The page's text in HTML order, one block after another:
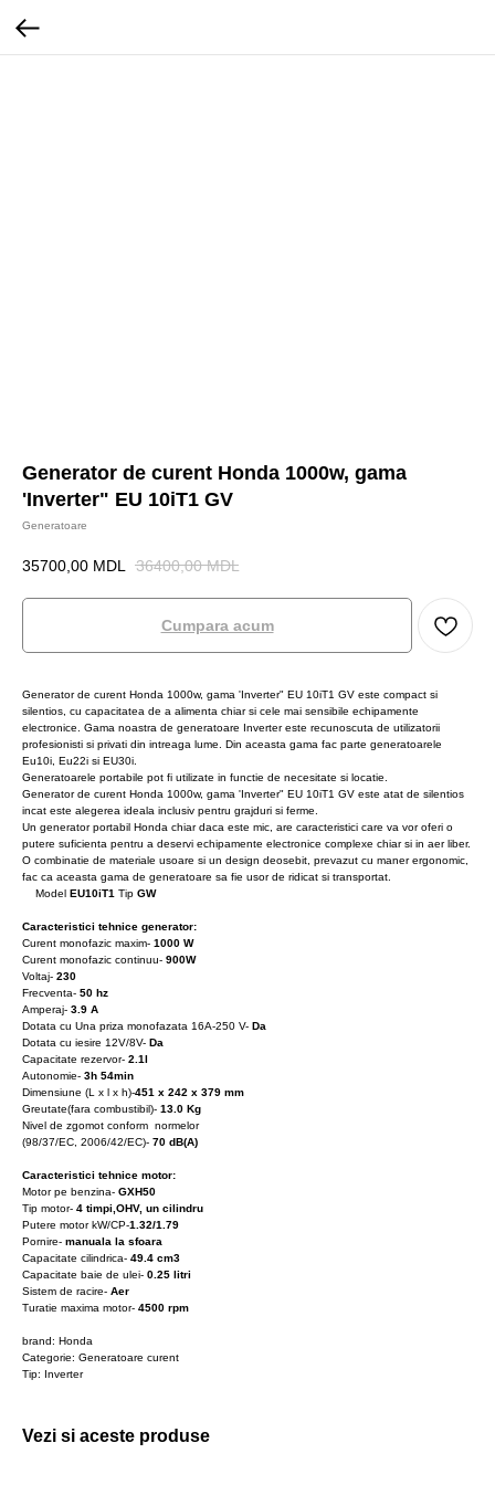
Generator de curent Honda 1000w, gama
'Inverter" EU 10iT1 GV
Generatoare
35700,00 MDL 36400,00 MDL
Cumpara acum
Generator de curent Honda 1000w, gama 'Inverter" EU 10iT1 GV este compact si
silentios, cu capacitatea de a alimenta chiar si cele mai sensibile echipamente
electronice. Gama noastra de generatoare Inverter este recunoscuta de utilizatorii
profesionisti si privati din intreaga lume. Din aceasta gama fac parte generatoarele
Eu10i, Eu22i si EU30i.
Generatoarele portabile pot fi utilizate in functie de necesitate si locatie.
Generator de curent Honda 1000w, gama 'Inverter" EU 10iT1 GV este atat de silentios
incat este alegerea ideala inclusiv pentru grajduri si ferme.
Un generator portabil Honda chiar daca este mic, are caracteristici care va vor oferi o
putere suficienta pentru a deservi echipamente electronice complexe chiar si in aer liber.
O combinatie de materiale usoare si un design deosebit, prevazut cu maner ergonomic,
fac ca aceasta gama de generatoare sa fie usor de ridicat si transportat.
Model EU10iT1 Tip GW
Caracteristici tehnice generator:
Curent monofazic maxim- 1000 W
Curent monofazic continuu- 900W
Voltaj- 230
Frecventa- 50 hz
Amperaj- 3.9 A
Dotata cu Una priza monofazata 16A-250 V- Da
Dotata cu iesire 12V/8V- Da
Capacitate rezervor- 2.1l
Autonomie- 3h 54min
Dimensiune (L x l x h)-451 x 242 x 379 mm
Greutate(fara combustibil)- 13.0 Kg
Nivel de zgomot conform normelor
(98/37/EC, 2006/42/EC)- 70 dB(A)
Caracteristici tehnice motor:
Motor pe benzina- GXH50
Tip motor- 4 timpi,OHV, un cilindru
Putere motor kW/CP-1.32/1.79
Pornire- manuala la sfoara
Capacitate cilindrica- 49.4 cm3
Capacitate baie de ulei- 0.25 litri
Sistem de racire- Aer
Turatie maxima motor- 4500 rpm
brand: Honda
Categorie: Generatoare curent
Tip: Inverter
Vezi si aceste produse